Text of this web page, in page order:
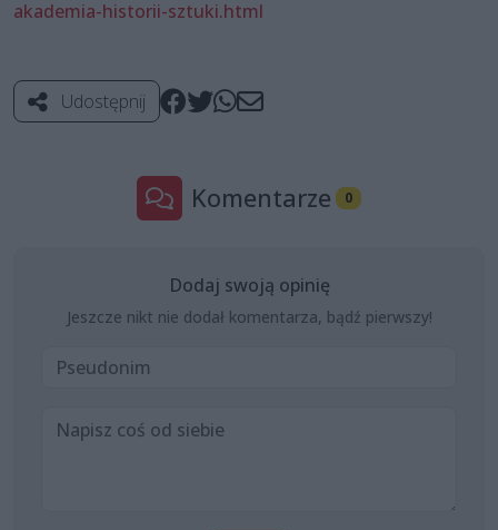
akademia-historii-sztuki.html
Udostępnij
Komentarze 0
Dodaj swoją opinię
Jeszcze nikt nie dodał komentarza, bądź pierwszy!